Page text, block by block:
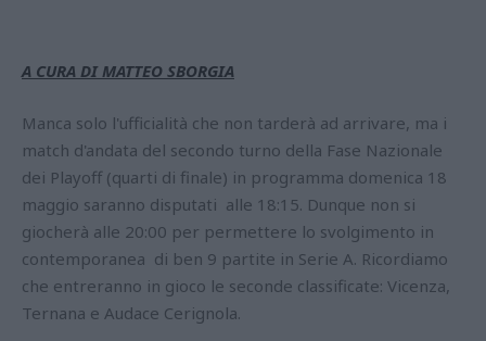
A CURA DI MATTEO SBORGIA
Manca solo l'ufficialità che non tarderà ad arrivare, ma i
match d'andata del secondo turno della Fase Nazionale
dei Playoff (quarti di finale) in programma domenica 18
maggio saranno disputati alle 18:15. Dunque non si
giocherà alle 20:00 per permettere lo svolgimento in
contemporanea di ben 9 partite in Serie A. Ricordiamo
che entreranno in gioco le seconde classificate: Vicenza,
Ternana e Audace Cerignola.